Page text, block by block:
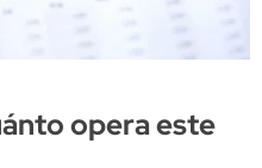
opera este